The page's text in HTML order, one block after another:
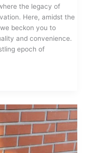
the legacy of
Here, amidst the
beckon you to
and convenience.
epoch of